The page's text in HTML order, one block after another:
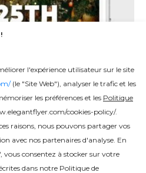
l'expérience utilisateur sur le site
(le "Site Web"), analyser le trafic et les
les préférences et les Politique
cookies-policy/.
raisons, nous pouvons partager vos
avec nos partenaires d'analyse. En
vous consentez à stocker sur votre
dans notre Politique de